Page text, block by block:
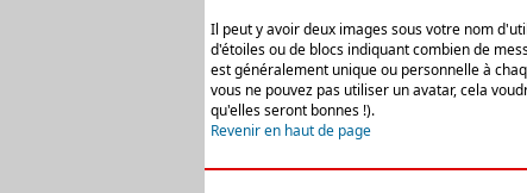
Il peut y avoir deux images sous votre nom
d'étoiles ou de blocs indiquant combien de
est généralement unique ou personnelle à
vous ne pouvez pas utiliser un avatar, cela
qu'elles seront bonnes !).
Revenir en haut de page